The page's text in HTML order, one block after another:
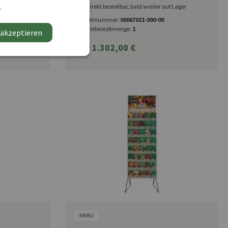
Direkt bestellbar, bald wieder auf Lager
Produktnummer: 00067021-000-00
Mindestbestellmenge: 1
UVP 1.302,00 €
SPERLI
.